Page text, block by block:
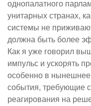
однопалатного
унитарных странах,
системы не
должна быть более
Как я уже говорил
импульс и ускорять
особенно в нынешнее
события, требующие
реагирования на